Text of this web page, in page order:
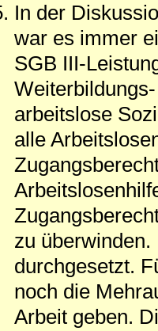
In der
war es immer
SGB III-
arbeitslose
alle
zu
durchgesetzt.
noch die
Arbeit geben.